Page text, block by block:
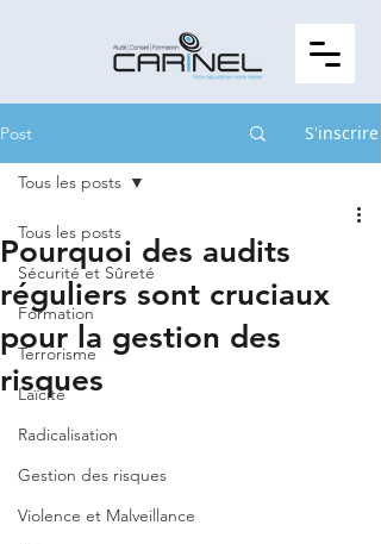
Post S'inscrire
Tous les posts
Sécurité et Sûreté
Formation
Terrorisme
Laïcité
Radicalisation
Gestion des risques
Violence et Malveillance
Tous les posts
Pourquoi des audits
réguliers sont cruciaux
pour la gestion des
risques